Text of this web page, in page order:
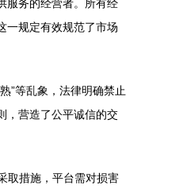
服务的经营者。所有经
一规定有效规范了市场
”等乱象，法律明确禁止
，营造了公平诚信的交
取措施，平台需对损害